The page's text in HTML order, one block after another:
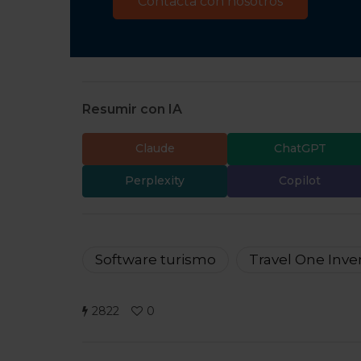
Resumir con IA
Claude ChatGPT
Perplexity Copilot
Software turismo Travel One
2822 0